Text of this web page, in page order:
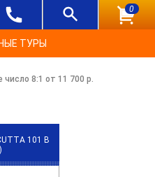
0
ТУРЫ
8:1 от 11 700 р.
101 B